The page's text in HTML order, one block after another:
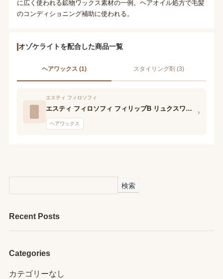
に広く使われる鉱物ワックス素材の一例。ヘアオイル処方で毛髪
のコンディショニング補助に使われる。
オゾケライトを配合した商品一覧
ヘアワックス (1) スタイリング剤 (3)
エスティ フィロソフィ
エスティ フィロソフィ フィリップB リュクスワックス
ヘアワックス
›
検索
Recent Posts
Categories
カテゴリーなし